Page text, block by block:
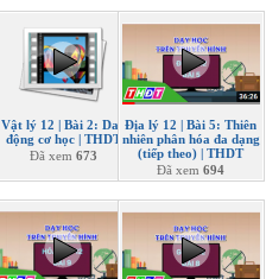
Vật lý 12 | Bài 2: Dao
động cơ học | THDT
Đã xem 673
Địa lý 12 | Bài 5: Thiên
nhiên phân hóa đa dạng
(tiếp theo) | THDT
Đã xem694